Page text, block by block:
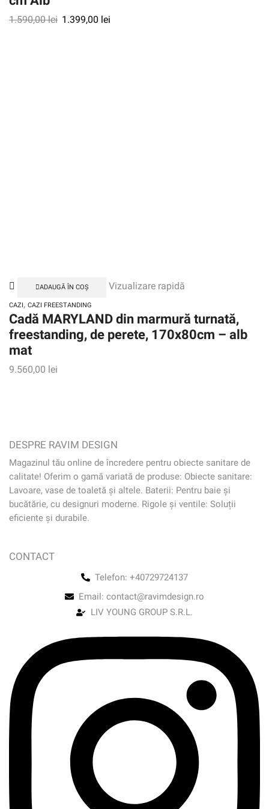
1.590,00lei 1.399,00 lei
ADAUGĂ ÎN COȘ Vizualizare rapidă
CAZI, CAZI FREESTANDING
Cadă MARYLAND din marmură turnată,
freestanding, de perete, 170x80cm – alb
mat
9.560,00 lei
DESPRE RAVIM DESIGN
Magazinul tău online de încredere pentru obiecte sanitare de
calitate! Oferim o gamă variată de produse: Obiecte sanitare:
Lavoare, vase de toaletă și altele. Baterii: Pentru baie și
bucătărie, cu designuri moderne. Rigole și ventile: Soluții
eficiente și durabile.
CONTACT
Telefon: +40729724137
Email: contact@ravimdesign.ro
LIV YOUNG GROUP S.R.L.